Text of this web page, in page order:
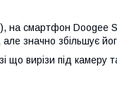
на смартфон
значно збільшує
що вирізи під